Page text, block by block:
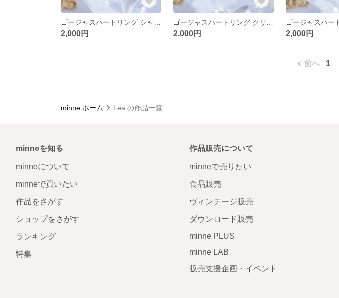
2,000円 2,000円 2,000円
前へ 1
minne ホーム Lea の作品一覧
minneを知る
minneについて
minneで買いたい
作品をさがす
ショップをさがす
ランキング
特集
作品販売について
minneで売りたい
食品販売
ヴィンテージ販売
ダウンロード販売
minne PLUS
minne LAB
販売支援企画・イベント